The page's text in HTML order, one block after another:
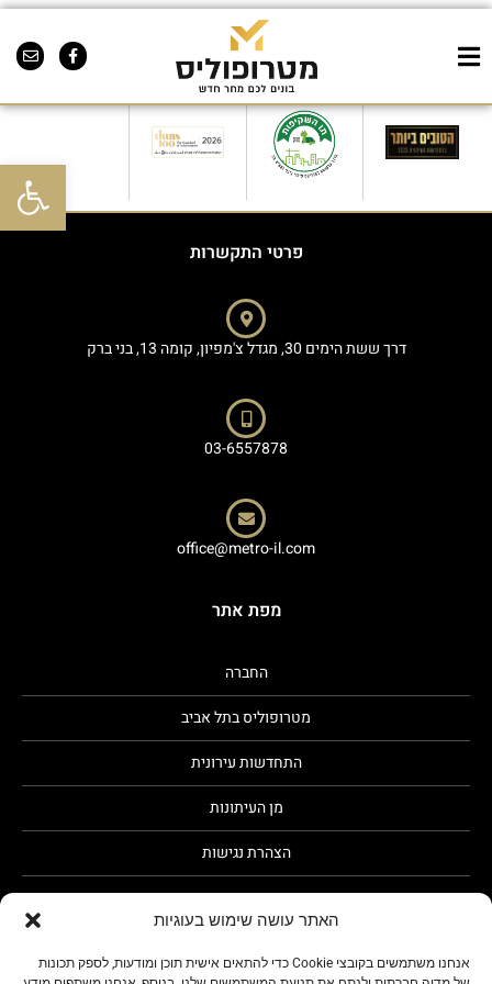
פתח
האתר עושה שימוש בעוגיות
אנחנו משתמשים בקובצי Cookie כדי להתאים אישית תוכן ומודעות, לספק תכונות
פרויקט התחדשות עירונית 5
מפת אתר
החברה
מטרופוליס בתל אביב
התחדשות עירונית
מן העיתונות
הצהרת נגישות
מגזין
פרטי התקשרות
דרך ששת הימים 30, מגדל צ'מפיון, קומה 13, בני ברק
03-6557878
office@metro-il.com